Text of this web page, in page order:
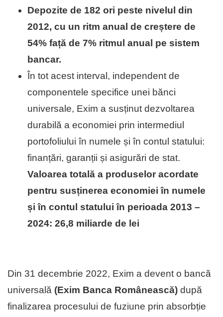
Depozite de 182 ori peste nivelul din
2012, cu un ritm anual de creștere de
54% față de 7% ritmul anual pe sistem
bancar.
În tot acest interval, independent de
componentele specifice unei bănci
universale, Exim a susținut dezvoltarea
durabilă a economiei prin intermediul
portofoliului în numele și în contul statului:
finanțări, garanții și asigurări de stat.
Valoarea totală a produselor acordate
pentru susținerea economiei în numele
și în contul statului în perioada 2013 –
2024: 26,8 miliarde de lei
Din 31 decembrie 2022, Exim a devent o bancă
universală (Exim Banca Românească) după
finalizarea procesului de fuziune prin absorbție